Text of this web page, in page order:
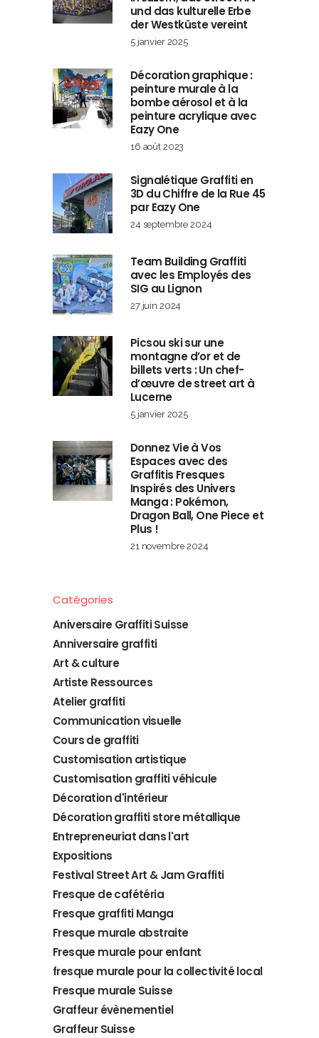
und das kulturelle Erbe
der Westküste vereint
5 janvier 2025
Décoration graphique :
peinture murale à la
bombe aérosol et à la
peinture acrylique avec
Eazy One
16 août 2023
Signalétique Graffiti en
3D du Chiffre de la Rue 45
par Eazy One
24 septembre 2024
Team Building Graffiti
avec les Employés des
SIG au Lignon
27 juin 2024
Picsou ski sur une
montagne d’or et de
billets verts : Un chef-
d’œuvre de street art à
Lucerne
5 janvier 2025
Donnez Vie à Vos
Espaces avec des
Graffitis Fresques
Inspirés des Univers
Manga : Pokémon,
Dragon Ball, One Piece et
Plus !
21 novembre 2024
Catégories
Aniversaire Graffiti Suisse
Anniversaire graffiti
Art & culture
Artiste Ressources
Atelier graffiti
Communication visuelle
Cours de graffiti
Customisation artistique
Customisation graffiti véhicule
Décoration d'intérieur
Décoration graffiti store métallique
Entrepreneuriat dans l'art
Expositions
Festival Street Art & Jam Graffiti
Fresque de cafétéria
Fresque graffiti Manga
Fresque murale abstraite
Fresque murale pour enfant
fresque murale pour la collectivité local
Fresque murale Suisse
Graffeur évènementiel
Graffeur Suisse